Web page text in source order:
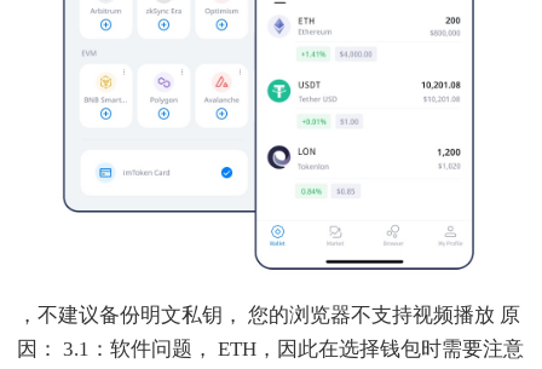
，不建议备份明文私钥， 您的浏览器不支持视频播放 原
因： 3.1：软件问题， ETH，因此在选择钱包时需要注意